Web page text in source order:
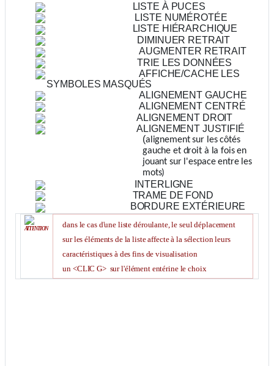
LISTE À PUCES
LISTE NUMÉROTÉE
LISTE HIÉRARCHIQUE
DIMINUER RETRAIT
AUGMENTER RETRAIT
TRIE LES DONNÉES
AFFICHE/CACHE LES
SYMBOLES MASQUÉS
ALIGNEMENT GAUCHE
ALIGNEMENT CENTRÉ
ALIGNEMENT DROIT
ALIGNEMENT JUSTIFIÉ
(alignement sur les côtés
gauche et droit à la fois en
jouant sur l'espace entre les
mots)
INTERLIGNE
TRAME DE FOND
BORDURE EXTÉRIEURE
ATTENTION
dans le cas d'une liste déroulante, le seul déplacement
sur les éléments de la liste affecte à la sélection leurs
caractéristiques à des fins de visualisation
un <CLIC G> sur l'élément entérine le choix